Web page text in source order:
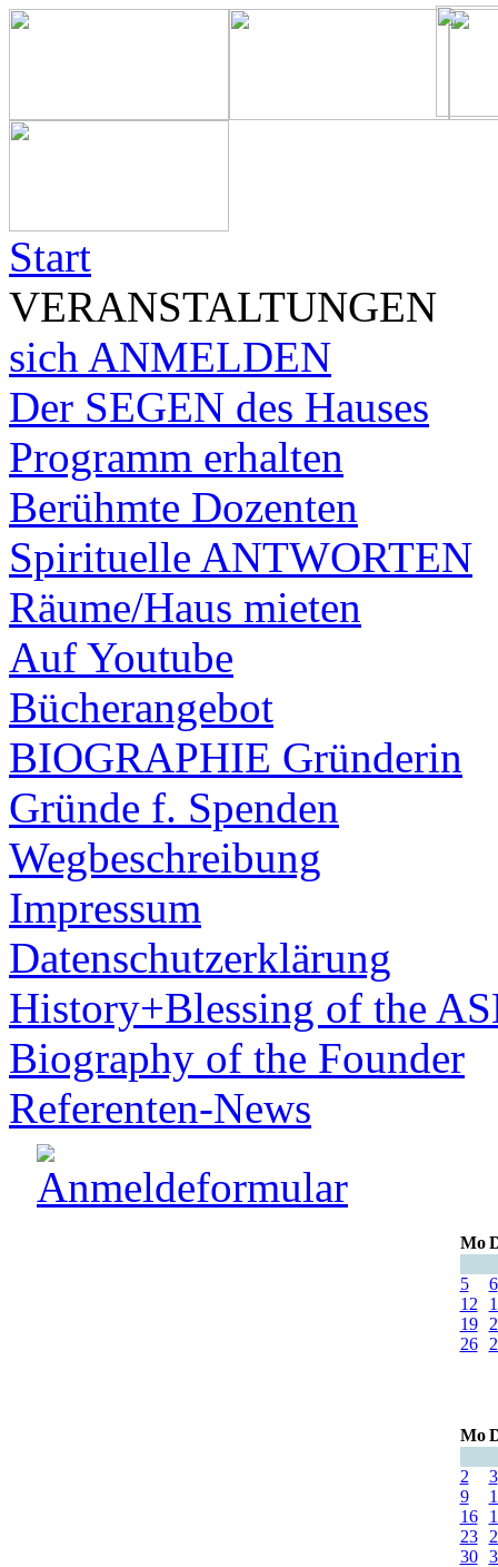
Start
VERANSTALTUNGEN
sich ANMELDEN
Der SEGEN des Hauses
Programm erhalten
Berühmte Dozenten
Spirituelle ANTWORTEN
Räume/Haus mieten
Auf Youtube
Bücherangebot
BIOGRAPHIE Gründerin
Gründe f. Spenden
Wegbeschreibung
Impressum
Datenschutzerklärung
History+Blessing of the
Biography of the Founder
Referenten-News
Mo
5
6
12
19
26
Mo
2
3
9
16
23
30